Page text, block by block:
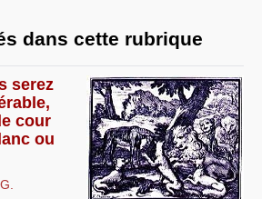
dans cette rubrique
serez
cour
ou